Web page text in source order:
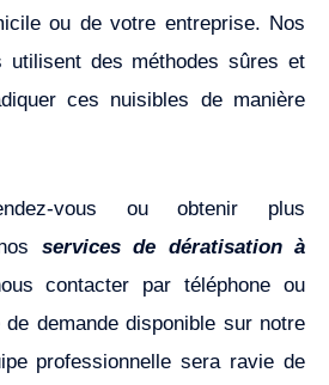
ou de votre entreprise. Nos
utilisent des méthodes sûres et
ces nuisibles de manière
vous ou obtenir plus
services de dératisation à
contacter par téléphone ou
demande disponible sur notre
professionnelle sera ravie de